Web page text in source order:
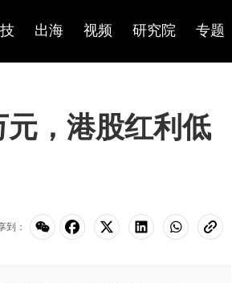
出海 视频 研究院 专题
，港股红利低
到：